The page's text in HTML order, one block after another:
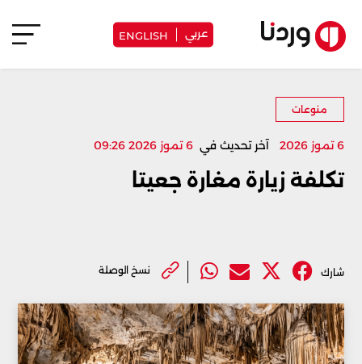
عربي ENGLISH
منوعات
6 تموز 2026 آخر تحديث في 6 تموز 2026 09:26
تكلفة زيارة مغارة جعيتا
شارك نسخ الوصلة